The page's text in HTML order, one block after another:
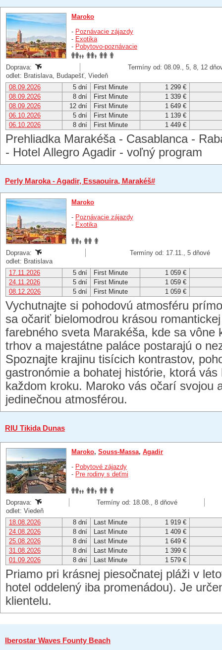
Maroko
- Poznávacie zájazdy
- Exotika
- Pobytovo-poznávacie
Doprava:
Termíny od: 08.09., 5, 8, 12
odlet: Bratislava, Budapešť, Viedeň
08.09.2026
5 dní First Minute
1 299 €
08.09.2026
8 dní First Minute
1 339 €
08.09.2026
12 dní First Minute
1 649 €
06.10.2026
5 dní First Minute
1 139 €
06.10.2026
8 dní First Minute 1 449 €
Prehliadka Marakéša - Casablanca -
- Hotel Allegro Agadir - voľný program
Perly Maroka - Agadir, Essaouira, Marakéš#
Maroko
- Poznávacie zájazdy
- Exotika
Doprava:
Termíny od: 17.11., 5 dňové
odlet: Bratislava
17.11.2026
5 dní First Minute
1 059 €
24.11.2026
5 dní First Minute
1 059 €
08.12.2026
5 dní First Minute 1 059 €
Vychutnajte si pohodovú atmosféru
sa očariť bielomodrou krásou
farebného sveta Marakéša, kde sa vône
trhov a majestátne paláce postarajú o
Spoznajte krajinu tisícich kontrastov,
gastronómie a bohatej histórie, ktorá
každom kroku. Maroko vás očarí svojou
jedinečnou atmosférou.
RIU Tikida Dunas
Maroko, Souss-Massa, Agadir
- Pobytové zájazdy
- Pre rodiny s deťmi
Doprava:
Termíny od: 18.08., 8 dňové
odlet: Viedeň
18.08.2026
8 dní Last Minute
1 919 €
24.08.2026
8 dní Last Minute
1 409 €
25.08.2026
8 dní Last Minute
1 649 €
31.08.2026
8 dní Last Minute
1 399 €
01.09.2026
8 dní Last Minute 1 579 €
Priamo pri krásnej piesočnatej pláži v
hotel oddelený iba promenádou). Je
klientelu.
Iberostar Waves Founty Beach